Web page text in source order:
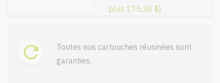
plus 175,30 $)
Toutes nos cartouches réusinées sont
garanties.